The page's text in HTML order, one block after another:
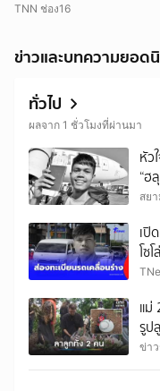
TNN ช่อง16
ข่าวและบทความยอด
ทั่วไป
ผลจาก 1 ชั่วโมงที่ผ่านมา
หัว
“ฮ
เช็
สย
เปิ
โซ
แม่
รูป
สุด
ข่า